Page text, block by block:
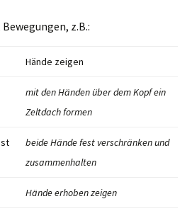
z.B.:
Hände zeigen
mit den Händen über dem Kopf ein
Zeltdach formen
beide Hände fest verschränken und
zusammenhalten
Hände erhoben zeigen